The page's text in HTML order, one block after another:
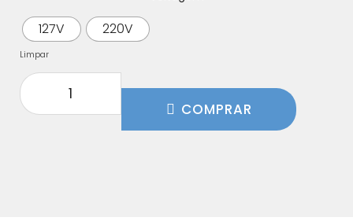
127V 220V
Limpar
COMPRAR